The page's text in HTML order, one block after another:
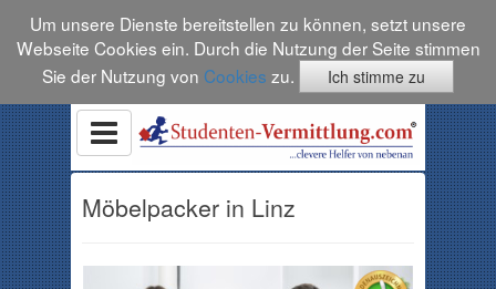
Um unsere Dienste bereitstellen zu können, setzt unsere
Webseite Cookies ein. Durch die Nutzung der Seite stimmen
Sie der Nutzung von Cookies zu. Ich stimme zu
Möbelpacker in Linz